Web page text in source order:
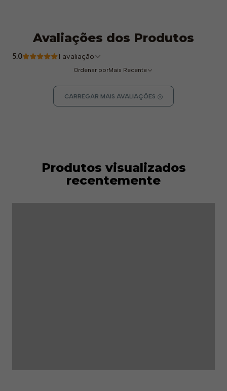
Avaliações dos Produtos
5.0 1 avaliação
Ordenar porMais Recente
CARREGAR MAIS AVALIAÇÕES
Produtos visualizados
recentemente